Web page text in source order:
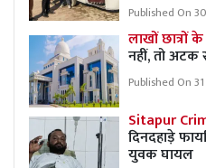
Published On
लाखों छात्रों
नहीं, तो अटक
Published On
Sitapur
दिनदहाड़े
युवक घायल